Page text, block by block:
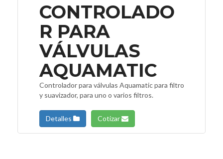
CONTROLADO
R PARA
VÁLVULAS
AQUAMATIC
Controlador para válvulas Aquamatic para filtro
y suavizador, para uno o varios filtros.
Detalles Cotizar